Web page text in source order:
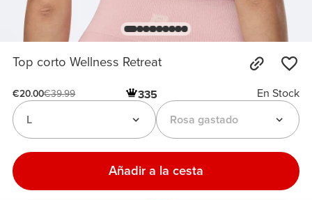
Top corto Wellness Retreat
€20.00€39.99 335
En Stock
Rosa gastado
L
Añadir a la cesta